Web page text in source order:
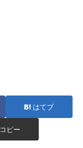
はてブ
コピー